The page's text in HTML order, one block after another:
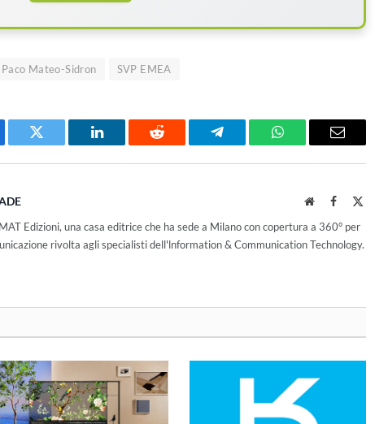
Paco Mateo-Sidron SVP EMEA
Twitter LinkedIn Reddit Telegram WhatsAppEmail
WebsiteFacebook
Edizioni, una casa editrice che ha sede a Milano con copertura a 360° per
rivolta agli specialisti dell'lnformation & Communication Technology.